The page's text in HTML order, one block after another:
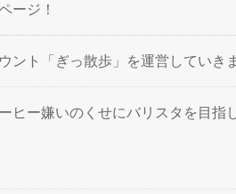
ージ！
ント「ぎっ散歩」を運営していき
ヒー嫌いのくせにバリスタを目指